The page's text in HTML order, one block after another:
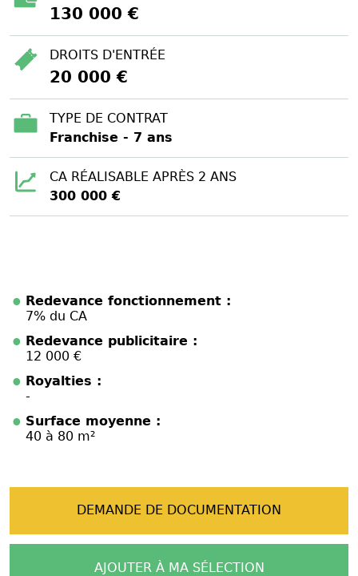
130 000 €
DROITS D'ENTRÉE
20 000 €
TYPE DE CONTRAT
Franchise - 7 ans
CA RÉALISABLE APRÈS 2 ANS
300 000 €
Redevance fonctionnement :
7% du CA
Redevance publicitaire :
12 000 €
Royalties :
-
Surface moyenne :
40 à 80 m²
DEMANDE DE DOCUMENTATION
AJOUTER À MA SÉLECTION